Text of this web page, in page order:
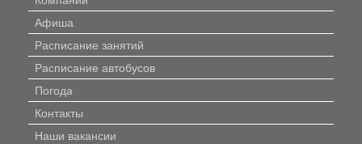
Афиша
Расписание занятий
Расписание автобусов
Погода
Контакты
Наши вакансии